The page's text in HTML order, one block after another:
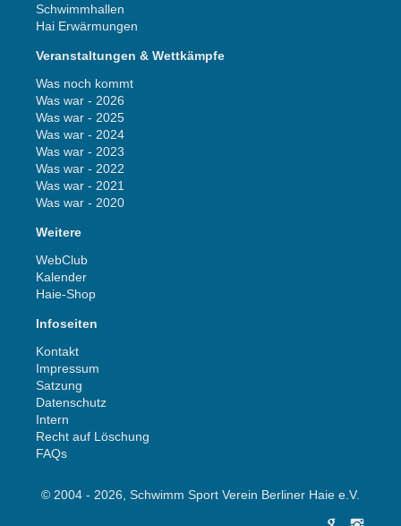
Schwimmhallen
Hai Erwärmungen
Veranstaltungen & Wettkämpfe
Was noch kommt
Was war - 2026
Was war - 2025
Was war - 2024
Was war - 2023
Was war - 2022
Was war - 2021
Was war - 2020
Weitere
WebClub
Kalender
Haie-Shop
Infoseiten
Kontakt
Impressum
Satzung
Datenschutz
Intern
Recht auf Löschung
FAQs
© 2004 - 2026, Schwimm Sport Verein Berliner Haie e.V.